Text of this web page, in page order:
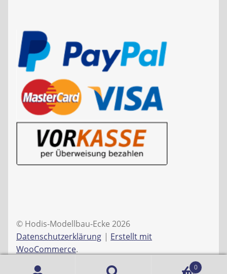
© Hodis-Modellbau-Ecke 2026
Datenschutzerklärung
Erstellt mit
WooCommerce.
0